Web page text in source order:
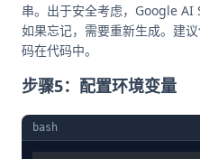
串。出于安全考虑，Google AI
如果忘记，需要重新生成。建
码在代码中。
步骤5：配置环境变量
bash